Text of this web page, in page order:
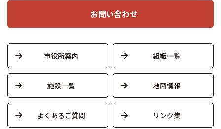
お問い合わせ
市役所案内 組織一覧
施設一覧 地図情報
よくあるご質問 リンク集